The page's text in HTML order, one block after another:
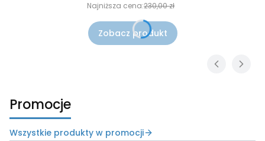
Najniższa cena:230,00 zł
Zobacz produkt
Promocje
Wszystkie produkty w promocji